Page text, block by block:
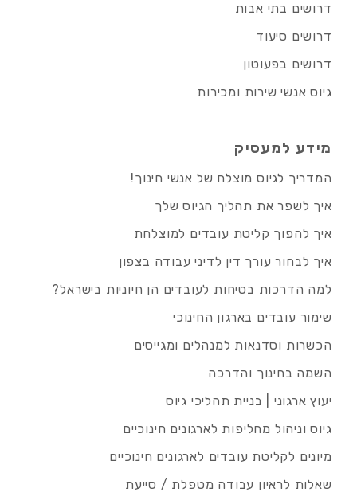
דרושים בתי אבות
דרושים סיעוד
דרושים בפעוטון
גיוס אנשי שירות ומכירות
מידע למעסיק
המדריך לגיוס מוצלח של אנשי חינוך!
איך לשפר את תהליך הגיוס שלך
איך להפוך קליטת עובדים למוצלחת
איך לבחור עורך דין לדיני עבודה בצפון
למה הדרכות בטיחות לעובדים הן חיוניות בישראל?
שימור עובדים בארגון החינוכי
הכשרות וסדנאות למנהלים ומגייסים
השמה בחינוך והדרכה
יעוץ ארגוני | בניית תהליכי גיוס
גיוס וניהול מחליפות לארגונים חינוכיים
מיונים לקליטת עובדים לארגונים חינוכיים
שאלות לראיון עבודה מטפלת / סייעת